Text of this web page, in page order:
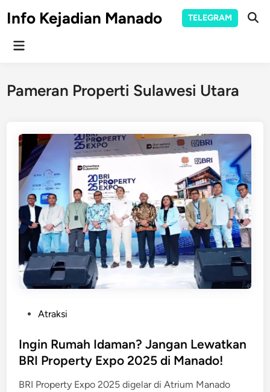
toInfo Kejadian Manado TELEGRAM
Main
Pameran Properti Sulawesi Utara
s
t
d
Atraksi
Ingin Rumah Idaman? Jangan Lewatkan
BRI Property Expo 2025 di Manado!
BRI Property Expo 2025 digelar di Atrium Manado